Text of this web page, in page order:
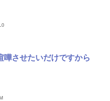
させたいだけですから